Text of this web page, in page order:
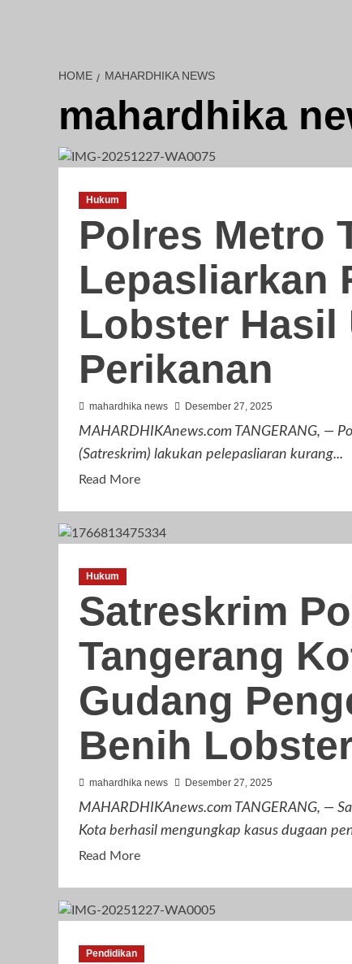
HOME MAHARDHIKA NEWS
mahardhika
Hukum
Polres Metro
Lepasliarkan
Lobster Hasil
Perikanan
mahardhika news Desember 27, 2025
MAHARDHIKAnews.com TANGERANG, —
(Satreskrim) lakukan pelepasliaran kurang...
Read MoreRead
Polres
Kota
Lepasliarkan
Benih
Lobster
Hasil
Kasus
Perikanan
Hukum
Satreskrim
Tangerang
Gudang
Benih
mahardhika news Desember 27, 2025
MAHARDHIKAnews.com TANGERANG, —
Kota berhasil mengungkap kasus dugaan
Read MoreRead
Satreskrim
Pendidikan